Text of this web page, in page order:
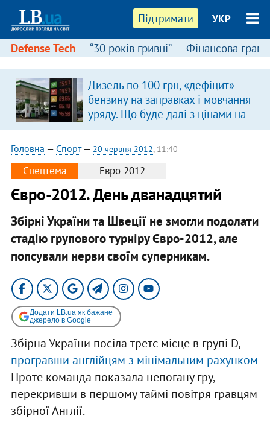
Підтримати УКР
Defense Tech “30 років гривні” Фінансова
Дизель по 100 грн, «дефіцит»
бензину на заправках і мовчання
уряду. Що буде далі з цінами на
пальне?
Головна — Спорт— 20 червня 2012, 11:40
Спецтема Евро 2012
Євро-2012. День дванадцятий
Збірні України та Швеції не змогли подолати
стадію групового турніру Євро-2012, але
попсували нерви своїм суперникам.
Додати LB.ua як бажане
джерело в Google
Збірна України посіла третє місце в групі D,
програвши англійцям з мінімальним рахунком.
Проте команда показала непогану гру,
перекривши в першому таймі повітря гравцям
збірної Англії.